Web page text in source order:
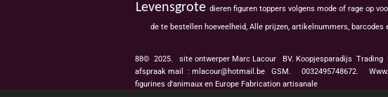
Levensgrote dieren figuren toppers volgens mode of rage op
de te bestellen hoeveelheid, Alle prijzen, artikelnummers, barcodes
88© 2025. site ontwerper Marc Lacour BV. Koopjesparadijs Trading
afspraak mail : mlacour@hotmail.be GSM.
0032495748672.
figurines d'animaux en Europe